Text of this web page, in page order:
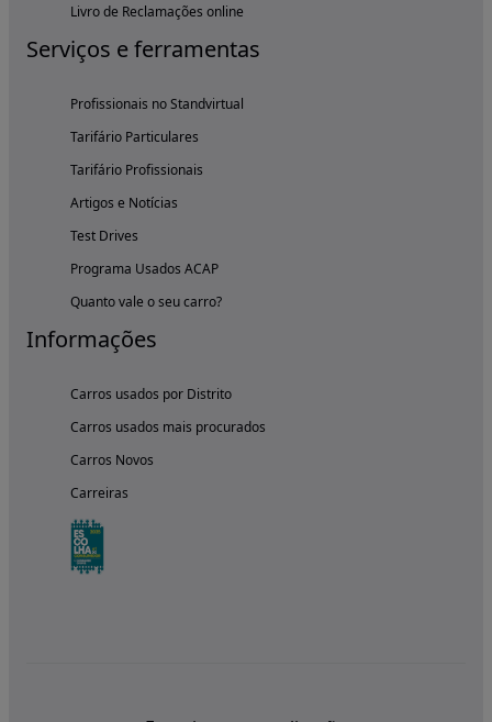
Livro de Reclamações online
Serviços e ferramentas
Profissionais no Standvirtual
Tarifário Particulares
Tarifário Profissionais
Artigos e Notícias
Test Drives
Programa Usados ACAP
Quanto vale o seu carro?
Informações
Carros usados por Distrito
Carros usados mais procurados
Carros Novos
Carreiras